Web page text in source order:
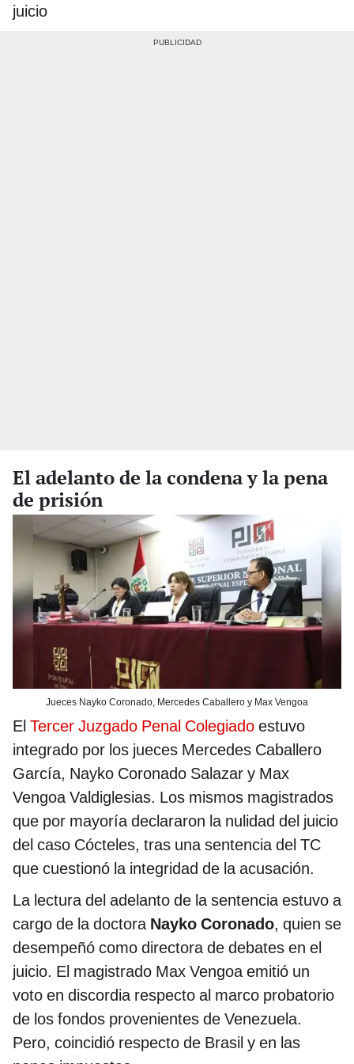
juicio
El adelanto de la condena y la pena
de prisión
Jueces Nayko Coronado, Mercedes Caballero y Max Vengoa
El Tercer Juzgado Penal Colegiado estuvo
integrado por los jueces Mercedes Caballero
García, Nayko Coronado Salazar y Max
Vengoa Valdiglesias. Los mismos magistrados
que por mayoría declararon la nulidad del juicio
del caso Cócteles, tras una sentencia del TC
que cuestionó la integridad de la acusación.
La lectura del adelanto de la sentencia estuvo a
cargo de la doctora Nayko Coronado, quien se
desempeñó como directora de debates en el
juicio. El magistrado Max Vengoa emitió un
voto en discordia respecto al marco probatorio
de los fondos provenientes de Venezuela.
Pero, coincidió respecto de Brasil y en las